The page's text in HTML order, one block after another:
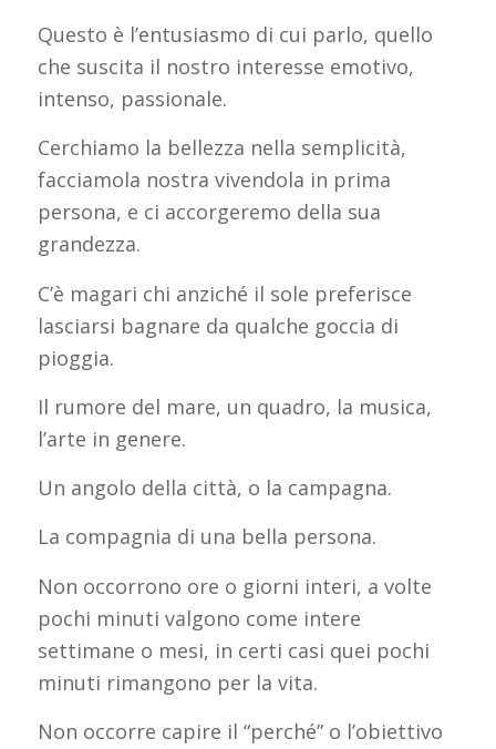
Questo è l’entusiasmo di cui parlo, quello
che suscita il nostro interesse emotivo,
intenso, passionale.
Cerchiamo la bellezza nella semplicità,
facciamola nostra vivendola in prima
persona, e ci accorgeremo della sua
grandezza.
C’è magari chi anziché il sole preferisce
lasciarsi bagnare da qualche goccia di
pioggia.
Il rumore del mare, un quadro, la musica,
l’arte in genere.
Un angolo della città, o la campagna.
La compagnia di una bella persona.
Non occorrono ore o giorni interi, a volte
pochi minuti valgono come intere
settimane o mesi, in certi casi quei pochi
minuti rimangono per la vita.
Non occorre capire il “perché” o l’obiettivo